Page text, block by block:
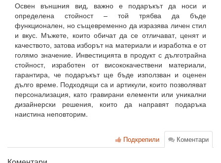
Освен външния вид, важно е подаръкът да носи и
определена стойност – той трябва да бъде
функционален, но същевременно да изразява личен стил
и вкус. Мъжете, които обичат да се отличават, ценят и
качеството, затова изборът на материали и изработка е от
голямо значение. Инвестицията в продукт с дълготрайна
стойност, изработен от висококачествени материали,
гарантира, че подаръкът ще бъде използван и оценен
дълго време. Подходящи са и артикули, които позволяват
персонализация, като гравирани елементи или уникални
дизайнерски решения, които да направят подаръка
наистина неповторим.
Коментари
Подкрепили